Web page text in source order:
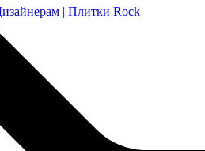
| Плитки Rock